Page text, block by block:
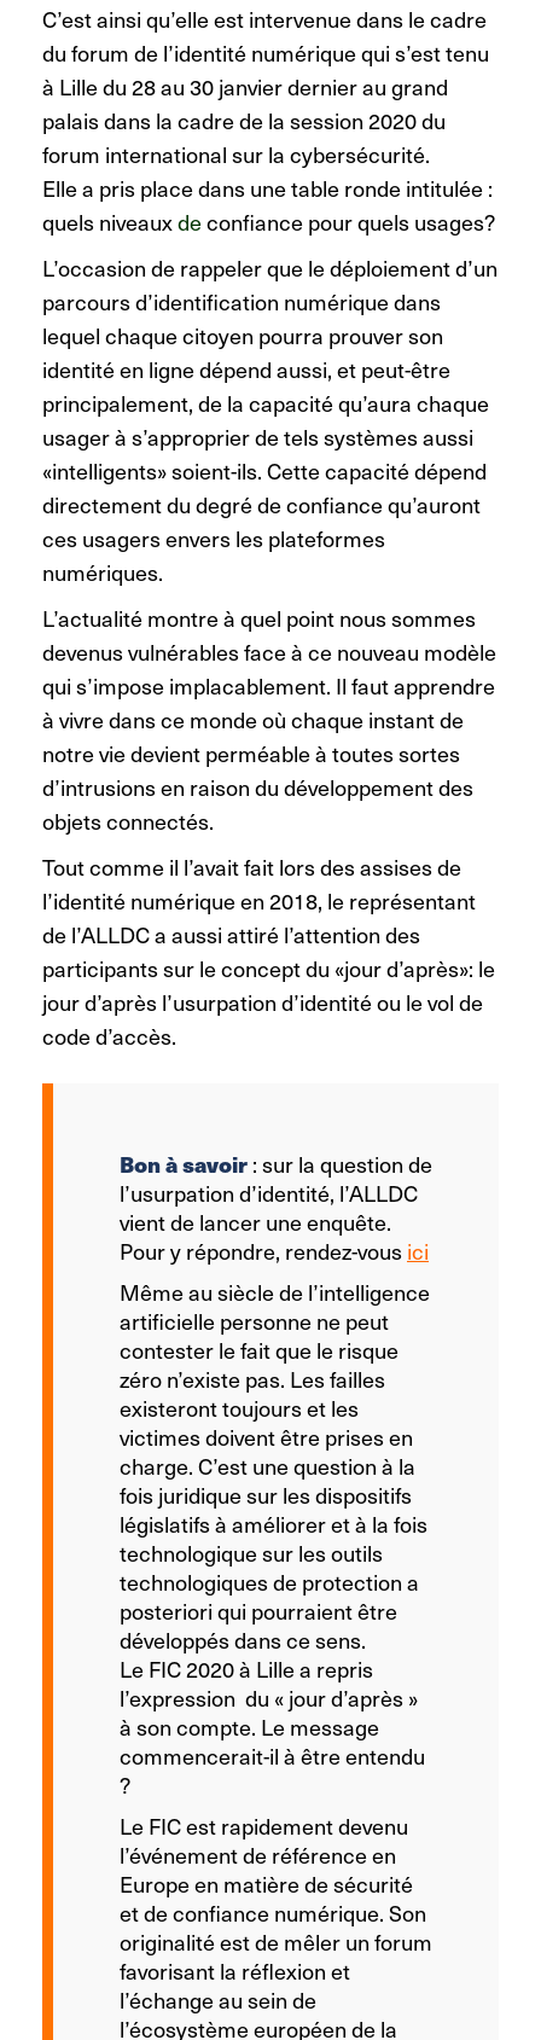
C’est ainsi qu’elle est intervenue dans le cadre
du forum de l’identité numérique qui s’est tenu
à Lille du 28 au 30 janvier dernier au grand
palais dans la cadre de la session 2020 du
forum international sur la cybersécurité.
Elle a pris place dans une table ronde intitulée :
quels niveauxdeconfiance pour quels usages?
L’occasion de rappeler que le déploiement d’un
parcours d’identification numérique dans
lequel chaque citoyen pourra prouver son
identité en ligne dépend aussi, et peut-être
principalement, de la capacité qu’aura chaque
usager à s’approprier de tels systèmes aussi
«intelligents» soient-ils. Cette capacité dépend
directement du degré de confiance qu’auront
ces usagers envers les plateformes
numériques.
L’actualité montre à quel point nous sommes
devenus vulnérables face à ce nouveau modèle
qui s’impose implacablement. Il faut apprendre
à vivre dans ce monde où chaque instant de
notre vie devient perméable à toutes sortes
d’intrusions en raison du développement des
objets connectés.
Tout comme il l’avait fait lors des assises de
l’identité numérique en 2018, le représentant
de l’ALLDC a aussi attiré l’attention des
participants sur le concept du «jour d’après»: le
jour d’après l’usurpation d’identité ou le vol de
code d’accès.
Bon à savoir: sur la question de
l’usurpation d’identité, l’ALLDC
vient de lancer une enquête.
Pour y répondre, rendez-vous ici
Même au siècle de l’intelligence
artificielle personne ne peut
contester le fait que le risque
zéro n’existe pas. Les failles
existeront toujours et les
victimes doivent être prises en
charge. C’est une question à la
fois juridique sur les dispositifs
législatifs à améliorer et à la fois
technologique sur les outils
technologiques de protection a
posteriori qui pourraient être
développés dans ce sens.
Le FIC 2020 à Lille a repris
l’expression du « jour d’après »
à son compte. Le message
commencerait-il à être entendu
?
Le FIC est rapidement devenu
l’événement de référence en
Europe en matière de sécurité
et de confiance numérique. Son
originalité est de mêler un forum
favorisant la réflexion et
l’échange au sein de
l’écosystème européen de la